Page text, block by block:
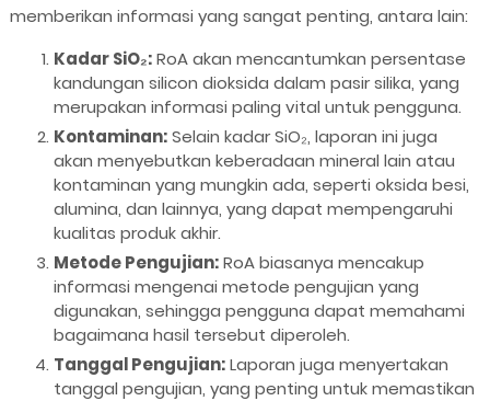
memberikan informasi yang sangat penting, antara lain:
Kadar SiO₂:RoA akan mencantumkan persentase
kandungan silicon dioksida dalam pasir silika, yang
merupakan informasi paling vital untuk pengguna.
Kontaminan:Selain kadar SiO₂, laporan ini juga
akan menyebutkan keberadaan mineral lain atau
kontaminan yang mungkin ada, seperti oksida besi,
alumina, dan lainnya, yang dapat mempengaruhi
kualitas produk akhir.
Metode Pengujian:RoA biasanya mencakup
informasi mengenai metode pengujian yang
digunakan, sehingga pengguna dapat memahami
bagaimana hasil tersebut diperoleh.
Tanggal Pengujian:Laporan juga menyertakan
tanggal pengujian, yang penting untuk memastikan